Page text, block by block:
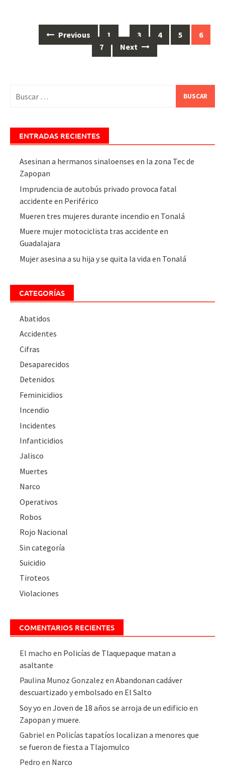
navigation
Previous 1 … 3 4 5
6
7
Next
ENTRADAS RECIENTES
Asesinan a hermanos sinaloenses en la zona Tec de
Zapopan
Imprudencia de autobús privado provoca fatal
accidente en Periférico
Mueren tres mujeres durante incendio en Tonalá
Muere mujer motociclista tras accidente en
Guadalajara
Mujer asesina a su hija y se quita la vida en Tonalá
CATEGORÍAS
Abatidos
Accidentes
Cifras
Desaparecidos
Detenidos
Feminicidios
Incendio
Incidentes
Infanticidios
Jalisco
Muertes
Narco
Operativos
Robos
Rojo Nacional
Sin categoría
Suicidio
Tiroteos
Violaciones
COMENTARIOS RECIENTES
El macho en Policías de Tlaquepaque matan a
asaltante
Paulina Munoz Gonzalez enAbandonan cadáver
descuartizado y embolsado en El Salto
Soy yo enJoven de 18 años se arroja de un edificio en
Zapopan y muere.
Gabriel en Policías tapatíos localizan a menores que
se fueron de fiesta a Tlajomulco
Pedro en Narco